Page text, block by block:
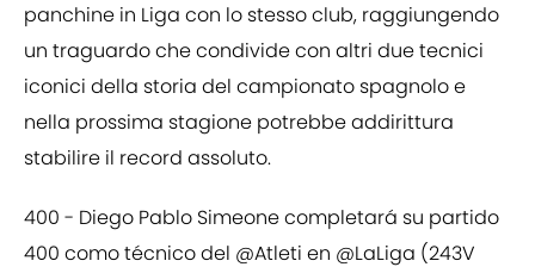
panchine in Liga con lo stesso club, raggiungendo
un traguardo che condivide con altri due tecnici
iconici della storia del campionato spagnolo e
nella prossima stagione potrebbe addirittura
stabilire il record assoluto.
400 - Diego Pablo Simeone completará su partido
400 como técnico del @Atleti en @LaLiga (243V